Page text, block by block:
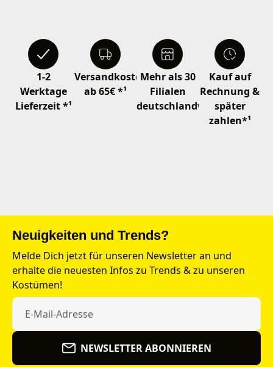
1-2
Werktage
Lieferzeit *¹
Versandkostenfrei
ab 65€ *¹
Mehr als 30
Filialen
deutschlandweit
Kauf auf
Rechnung &
später
zahlen*¹
Neuigkeiten und Trends?
Melde Dich jetzt für unseren Newsletter an und
erhalte die neuesten Infos zu Trends & zu unseren
Kostümen!
NEWSLETTER ABONNIEREN